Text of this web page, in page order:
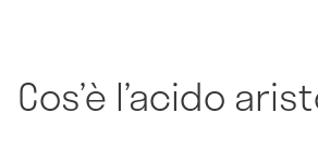
Cos’è l’acido